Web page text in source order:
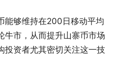
能够维持在200日移动平均
牛市，从而提升山寨币市场
投资者尤其密切关注这一技